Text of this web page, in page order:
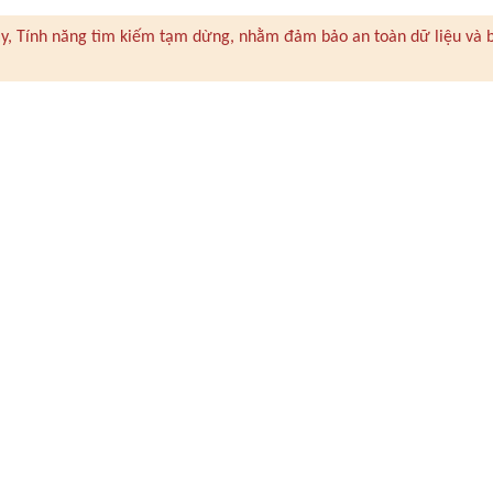
Tính năng tìm kiếm tạm dừng, nhằm đảm bảo an toàn dữ liệu và